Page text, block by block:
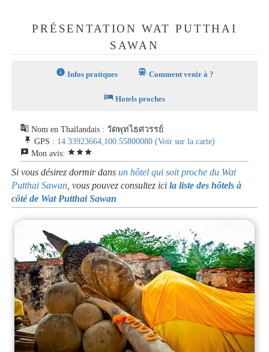
PRÉSENTATION WAT PUTTHAI
SAWAN
info Infos pratiques train Comment venir à ?
hotel Hotels proches
g_translate Nom en Thaïlandais : วัดพุทไธศวรรย์
push_pin GPS : 14.33923664,100.55800080 (Voir sur la carte)
reviews Mon avis: starstarstar
Si vous désirez dormir dansun hôtel qui soit proche du Wat
Putthai Sawan , vous pouvez consultez icila liste des hôtels à
côté de Wat Putthai Sawan